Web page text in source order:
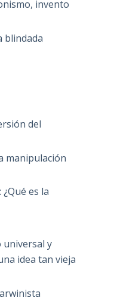
invento
blindada
del
manipulación
es la
universal y
idea tan vieja